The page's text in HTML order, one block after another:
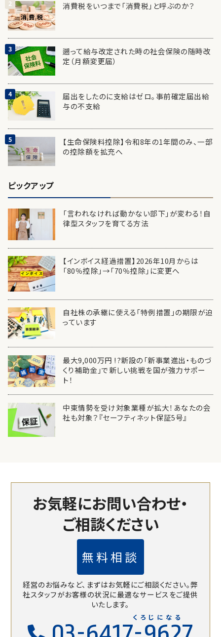
消費税をいつまで「消費税」と呼ぶのか？
遡って給与改定された時の社会保険の随時改
定（月額変更届）
届出をしたのに支給はゼロ。事前確定届出給
与の不支給
【生命保険料控除】令和8年の1年間のみ、一部
の控除額を拡充へ
ピックアップ
「言われなければ動かない部下」が変わる！自
律型スタッフを育てる方法
【インボイス経過措置】2026年10月からは
「80％控除」→「70％控除」に変更へ
自社株の承継に使える「特例措置」の期限が迫
っています
最大9,000万円 !?新設の「新事業進出・ものづ
くり補助金」で新しい挑戦を国が強力サポー
ト！
中東情勢を受け対象業種が拡大！あなたの会
社も対象？『セーフティネット保証5号』
お気軽にお問い合わせ・
ご相談ください
無料相談
経営のお悩みなど、まずはお気軽にご相談ください。弊
社スタッフがお客様の状況に最適なサービスをご提供
いたします。
くろじになる